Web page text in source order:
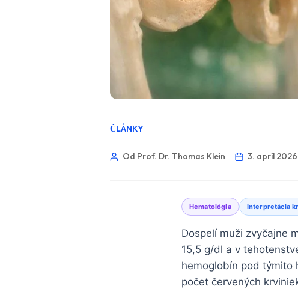
ČLÁNKY
Od Prof. Dr. Thomas Klein 3. apríl 2026
Hematológia Interpretácia
Dospelí muži zvyčajne
15,5 g/dl a v
hemoglobín pod týmito
počet červených